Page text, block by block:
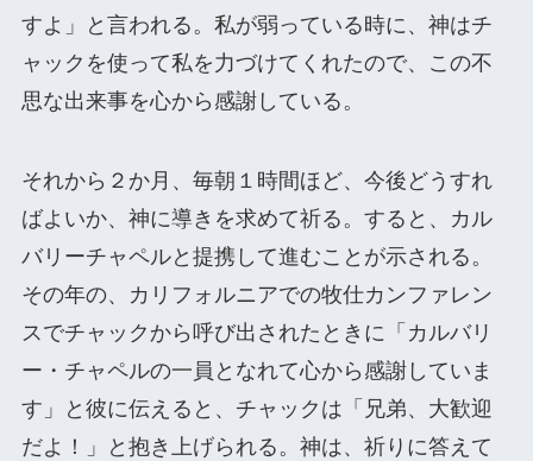
すよ」と言われる。私が弱っている時に、神はチ
ャックを使って私を力づけてくれたので、この不
思な出来事を心から感謝している。
それから２か月、毎朝１時間ほど、今後どうすれ
ばよいか、神に導きを求めて祈る。すると、カル
バリーチャペルと提携して進むことが示される。
その年の、カリフォルニアでの牧仕カンファレン
スでチャックから呼び出されたときに「カルバリ
ー・チャペルの一員となれて心から感謝していま
す」と彼に伝えると、チャックは「兄弟、大歓迎
だよ！」と抱き上げられる。神は、祈りに答えて